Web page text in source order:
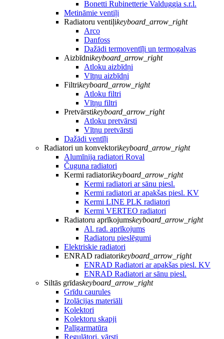
Bonetti Rubinetterie Valduggia s.r.l.
Metināmie ventiļi
Radiatoru ventiļikeyboard_arrow_right
Arco
Danfoss
Dažādi termoventīļi un termogalvas
Aizbīdnikeyboard_arrow_right
Atloku aizbīdņi
Vītņu aizbīdņi
Filtrikeyboard_arrow_right
Atloku filtri
Vītņu filtri
Pretvārstikeyboard_arrow_right
Atloku pretvārsti
Vītņu pretvārsti
Dažādi ventīļi
Radiatori un konvektorikeyboard_arrow_right
Alumīnija radiatori Roval
Čuguna radiatori
Kermi radiatorikeyboard_arrow_right
Kermi radiatori ar sānu piesl.
Kermi radiatori ar apakšas piesl. KV
Kermi LINE PLK radiatori
Kermi VERTEO radiatori
Radiatoru aprīkojumskeyboard_arrow_right
Al. rad. aprīkojums
Radiatoru pieslēgumi
Elektriskie radiatori
ENRAD radiatorikeyboard_arrow_right
ENRAD Radiatori ar apakšas piesl. KV
ENRAD Radiatori ar sānu piesl.
Siltās grīdaskeyboard_arrow_right
Grīdu caurules
Izolācijas materiāli
Kolektori
Kolektoru skapji
Palīgarmatūra
Regulātori, vārsti